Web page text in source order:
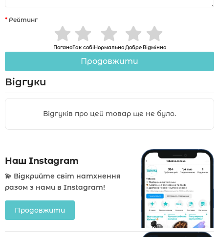
Рейтинг
ПоганоТак собіНормальноДобре Відмінно
Продовжити
Відгуки
Відгуків про цей товар ще не було.
Наш Instagram
💫 Відкрийте світ натхнення
разом з нами в Instagram!
Продовжити